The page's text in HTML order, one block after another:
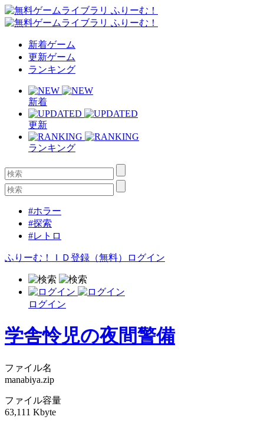
新着ゲーム
更新ゲーム
ランキング
新着
更新
ランキング
#ホラー
#探索
#レトロ
ふりーむ！ＩＤ登録（無料） ログイン
ログイン
学舎怜児の夜間警備
ファイル名
manabiya.zip
ファイル容量
63,111 Kbyte